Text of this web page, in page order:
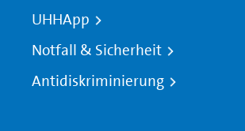
UHHApp
Notfall & Sicherheit
Antidiskriminierung